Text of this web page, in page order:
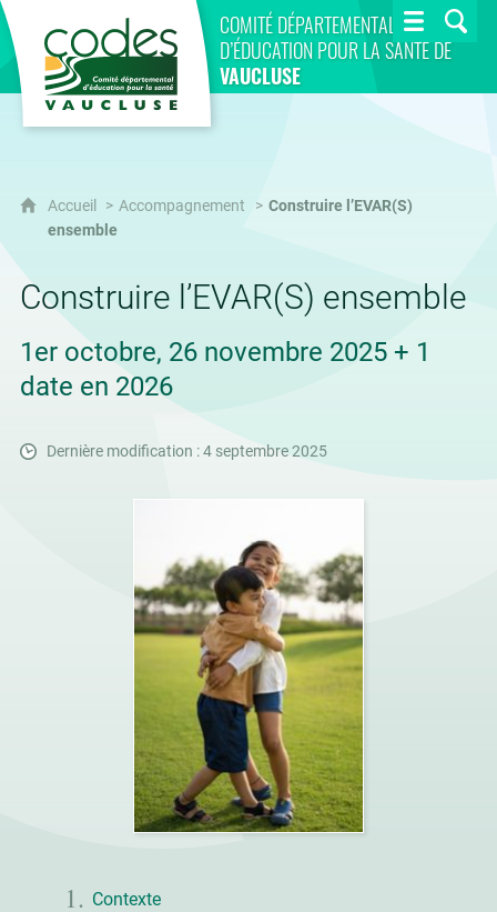
COMITÉ DÉPARTEMENTAL
D’ÉDUCATION POUR LA SANTÉ DE
VAUCLUSE
CoDES 84
Accueil Accompagnement
Construire l’EVAR(S)
ensemble
Construire l’EVAR(S) ensemble
1er octobre, 26 novembre 2025 + 1
date en 2026
Dernière modification : 4 septembre 2025
Contexte